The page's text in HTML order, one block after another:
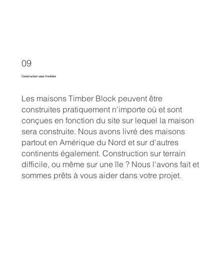
Construction sans frontière
09
Les maisons Timber Block peuvent être
construites pratiquement n'importe où et sont
conçues en fonction du site sur lequel la maison
sera construite. Nous avons livré des maisons
partout en Amérique du Nord et sur d'autres
continents également. Construction sur terrain
difficile, ou même sur une île ? Nous l'avons fait et
sommes prêts à vous aider dans votre projet.